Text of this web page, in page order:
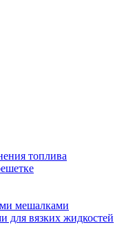
топлива
мешалками
для вязких жидкостей